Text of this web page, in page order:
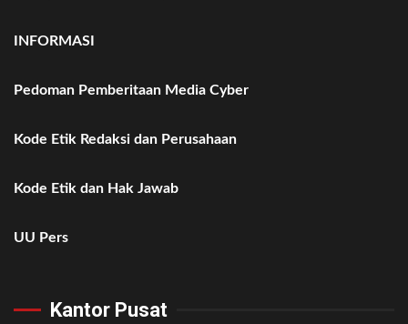
INFORMASI
Pedoman Pemberitaan Media Cyber
Kode Etik Redaksi dan Perusahaan
Kode Etik dan Hak Jawab
UU Pers
Kantor Pusat